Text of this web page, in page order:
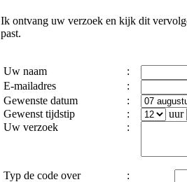
Ik ontvang uw verzoek en kijk dit
past.
Uw naam
:
E-mailadres
:
Gewenste datum
:
Gewenst tijdstip
:
uur
Uw verzoek
:
Typ de code over :